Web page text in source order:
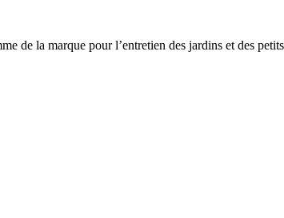
de la marque pour l’entretien des jardins et des